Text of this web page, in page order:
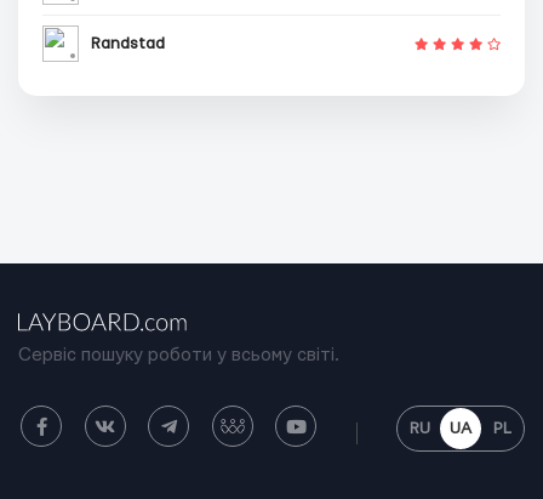
Randstad
Сервіс пошуку роботи у всьому світі.
RU UA PL